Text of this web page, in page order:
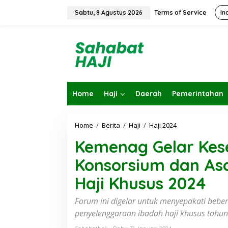
Sabtu, 8 Agustus 2026 Terms of Service
Home Haji Daerah Pemerintahan
Home / Berita / Haji / Haji 2024K
m
e
n
a
g
G
e
l
a
Kemenag Gelar
Konsorsium dan
Haji Khusus 2024
Forum ini digelar untuk menyepakati
penyelenggaraan ibadah haji khusus
Kembalikan
KBIHU